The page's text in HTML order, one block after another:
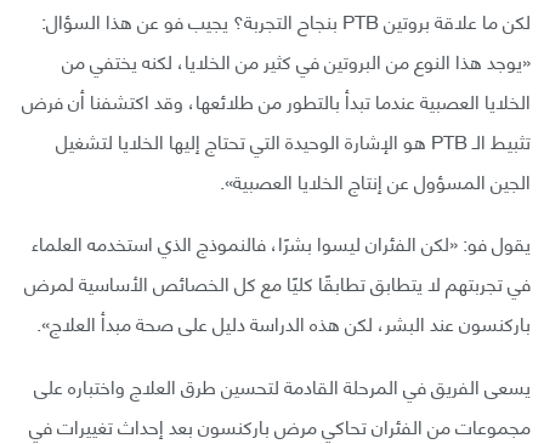
لكن ما علاقة بروتين PTB بنجاح التجربة؟ يجيب فو عن هذا السؤال:
«يوجد هذا النوع من البروتين في كثير من الخلايا، لكنه يختفي من
الخلايا العصبية عندما تبدأ بالتطور من طلائعها، وقد اكتشفنا أن فرض
تثبيط الـ PTB هو الإشارة الوحيدة التي تحتاج إليها الخلايا لتشغيل
الجين المسؤول عن إنتاج الخلايا العصبية».
يقول فو: «لكن الفئران ليسوا بشرًا، فالنموذج الذي استخدمه العلماء
في تجربتهم لا يتطابق تطابقًا كليًا مع كل الخصائص الأساسية لمرض
باركنسون عند البشر، لكن هذه الدراسة دليل على صحة مبدأ العلاج».
يسعى الفريق في المرحلة القادمة لتحسين طرق العلاج واختباره على
مجموعات من الفئران تحاكي مرض باركنسون بعد إحداث تغييرات في